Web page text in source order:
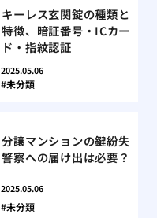
キーレス玄関錠の種類と
特徴、暗証番号・ICカー
ド・指紋認証
2025.05.06
未分類
分譲マンションの鍵紛失
警察への届け出は必要？
2025.05.06
未分類